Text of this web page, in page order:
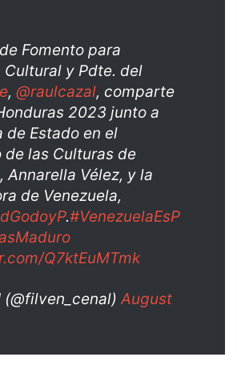
Fomento para
Cultural y Pdte. del
, @raulcazal, comparte
2023 junto a
de Estado en el
de las Culturas de
Annarella Vélez, y la
de Venezuela,
.#VenezuelaEsP
Q7ktEuMTmk
(@filven_cenal)August